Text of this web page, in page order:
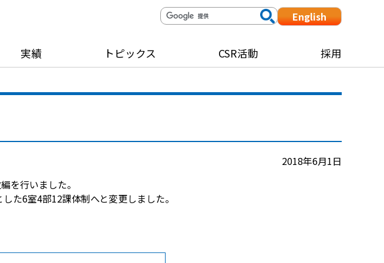
English
実績 トピックス CSR活動 採用
2018年6月1日
を行いました。
た6室4部12課体制へと変更しました。